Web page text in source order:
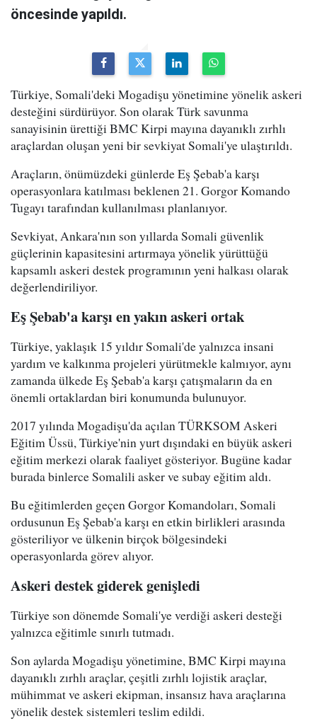
öncesinde yapıldı.
Türkiye, Somali'deki Mogadişu yönetimine yönelik askeri
desteğini sürdürüyor. Son olarak Türk savunma
sanayisinin ürettiği BMC Kirpi mayına dayanıklı zırhlı
araçlardan oluşan yeni bir sevkiyat Somali'ye ulaştırıldı.
Araçların, önümüzdeki günlerde Eş Şebab'a karşı
operasyonlara katılması beklenen 21. Gorgor Komando
Tugayı tarafından kullanılması planlanıyor.
Sevkiyat, Ankara'nın son yıllarda Somali güvenlik
güçlerinin kapasitesini artırmaya yönelik yürüttüğü
kapsamlı askeri destek programının yeni halkası olarak
değerlendiriliyor.
Eş Şebab'a karşı en yakın askeri ortak
Türkiye, yaklaşık 15 yıldır Somali'de yalnızca insani
yardım ve kalkınma projeleri yürütmekle kalmıyor, aynı
zamanda ülkede Eş Şebab'a karşı çatışmaların da en
önemli ortaklardan biri konumunda bulunuyor.
2017 yılında Mogadişu'da açılan TÜRKSOM Askeri
Eğitim Üssü, Türkiye'nin yurt dışındaki en büyük askeri
eğitim merkezi olarak faaliyet gösteriyor. Bugüne kadar
burada binlerce Somalili asker ve subay eğitim aldı.
Bu eğitimlerden geçen Gorgor Komandoları, Somali
ordusunun Eş Şebab'a karşı en etkin birlikleri arasında
gösteriliyor ve ülkenin birçok bölgesindeki
operasyonlarda görev alıyor.
Askeri destek giderek genişledi
Türkiye son dönemde Somali'ye verdiği askeri desteği
yalnızca eğitimle sınırlı tutmadı.
Son aylarda Mogadişu yönetimine, BMC Kirpi mayına
dayanıklı zırhlı araçlar, çeşitli zırhlı lojistik araçlar,
mühimmat ve askeri ekipman, insansız hava araçlarına
yönelik destek sistemleri teslim edildi.